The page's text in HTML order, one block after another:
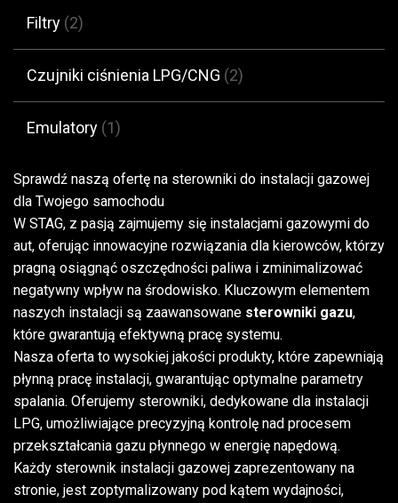
Filtry (2)
Czujniki ciśnienia LPG/CNG (2)
Emulatory (1)
Sprawdź naszą ofertę na sterowniki do instalacji gazowej
dla Twojego samochodu
W STAG, z pasją zajmujemy się instalacjami gazowymi do
aut, oferując innowacyjne rozwiązania dla kierowców, którzy
pragną osiągnąć oszczędności paliwa i zminimalizować
negatywny wpływ na środowisko. Kluczowym elementem
naszych instalacji są zaawansowane sterowniki gazu,
które gwarantują efektywną pracę systemu.
Nasza oferta to wysokiej jakości produkty, które zapewniają
płynną pracę instalacji, gwarantując optymalne parametry
spalania. Oferujemy sterowniki, dedykowane dla instalacji
LPG, umożliwiające precyzyjną kontrolę nad procesem
przekształcania gazu płynnego w energię napędową.
Każdy sterownik instalacji gazowej zaprezentowany na
stronie, jest zoptymalizowany pod kątem wydajności,